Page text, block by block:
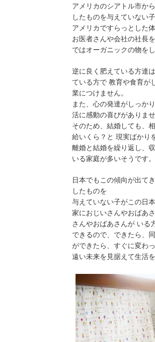
アメリカのシアトル市か
したものを与えていない
アメリカですらっとした
お医者さんや会社の社長
ではオーガニックの物を
逆に良く肥えている方達
ている方で 教育や食育が
業につけません。
また、心の発達がしっか
活に感動の喜びがありませ
そのため、結婚しても、
給いくら？と 現実ばかり
離婚と結婚を繰り返し、
いる家庭が多いそうです。
日本でもこの傾向が出て
したものを
与えていない子がこの日
家におじいさんやおばあ
さんやおばあさんが いる
できるので、できたら、
ができたら、すぐに変わっ
遠い未来を見据えて生活